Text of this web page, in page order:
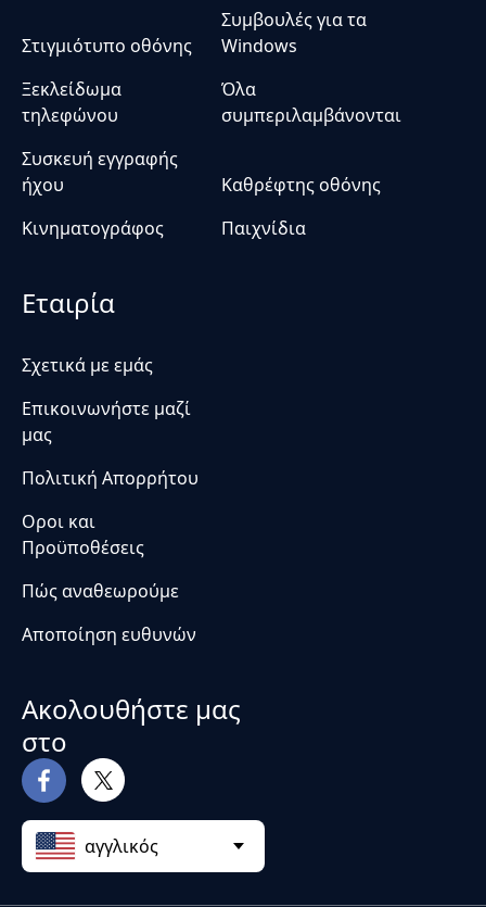
Στιγμιότυπο οθόνης
Συμβουλές για τα
Windows
Ξεκλείδωμα
τηλεφώνου
Όλα
συμπεριλαμβάνονται
Συσκευή εγγραφής
ήχου
Καθρέφτης οθόνης
Κινηματογράφος
Παιχνίδια
Εταιρία
Σχετικά με εμάς
Επικοινωνήστε μαζί
μας
Πολιτική Απορρήτου
Οροι και
Προϋποθέσεις
Πώς αναθεωρούμε
Αποποίηση ευθυνών
Ακολουθήστε μας
στο
αγγλικός